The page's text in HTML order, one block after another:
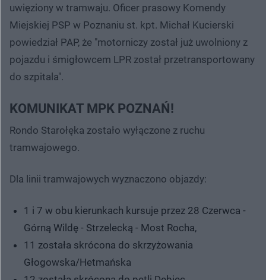
uwięziony w tramwaju. Oficer prasowy Komendy
Miejskiej PSP w Poznaniu st. kpt. Michał Kucierski
powiedział PAP, że "motorniczy został już uwolniony z
pojazdu i śmigłowcem LPR został przetransportowany
do szpitala".
KOMUNIKAT MPK POZNAŃ!
Rondo Starołęka zostało wyłączone z ruchu
tramwajowego.
Dla linii tramwajowych wyznaczono objazdy:
1 i 7 w obu kierunkach kursuje przez 28 Czerwca -
Górną Wildę - Strzelecką - Most Rocha,
11 została skrócona do skrzyżowania
Głogowska/Hetmańska